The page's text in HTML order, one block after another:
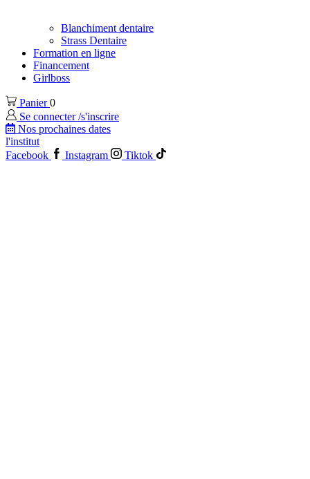
Blanchiment dentaire
Strass Dentaire
Formation en ligne
Financement
Girlboss
Panier0
Se connecter /s'inscrire
Nos prochaines dates
l'institut
Facebook
Instagram Tiktok